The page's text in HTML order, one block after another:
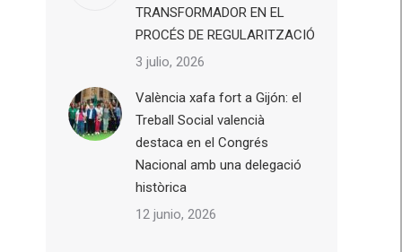
TRANSFORMADOR EN EL
PROCÉS DE REGULARITZACIÓ
3 julio, 2026
València xafa fort a Gijón: el
Treball Social valencià
destaca en el Congrés
Nacional amb una delegació
històrica
12 junio, 2026